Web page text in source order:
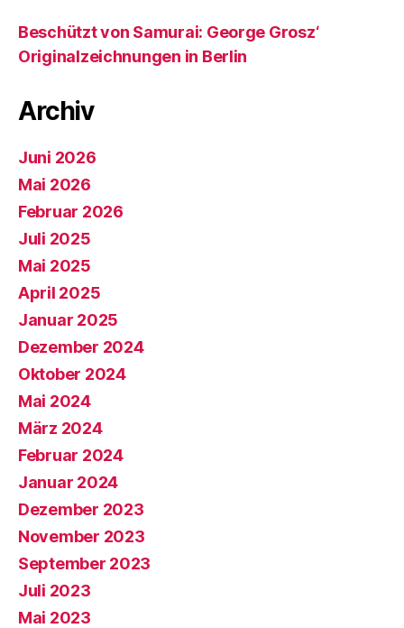
Beschützt von Samurai: George Grosz‘
Originalzeichnungen in Berlin
Archiv
Juni 2026
Mai 2026
Februar 2026
Juli 2025
Mai 2025
April 2025
Januar 2025
Dezember 2024
Oktober 2024
Mai 2024
März 2024
Februar 2024
Januar 2024
Dezember 2023
November 2023
September 2023
Juli 2023
Mai 2023